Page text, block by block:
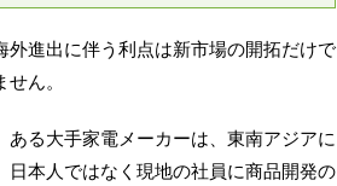
外進出に伴う利点は新市場の開拓だけで
ん。
ある大手家電メーカーは、東南アジアに
日本人ではなく現地の社員に商品開発の